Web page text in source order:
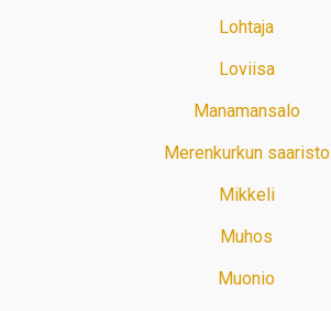
Lohtaja
Loviisa
Manamansalo
Merenkurkun saaristo
Mikkeli
Muhos
Muonio